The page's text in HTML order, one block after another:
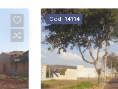
Cód. 14114